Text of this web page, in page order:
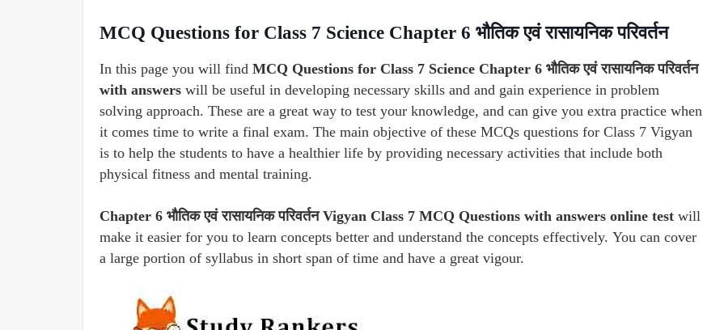
MCQ Questions for Class 7 Science Chapter 6 भौतिक एवं रासायनिक परिवर्तन
In this page you will find MCQ Questions for Class 7 Science Chapter 6 भौतिक एवं रासायनिक परिवर्तन
with answers will be useful in developing necessary skills and and gain experience in problem
solving approach. These are a great way to test your knowledge, and can give you extra practice when
it comes time to write a final exam. The main objective of these MCQs questions for Class 7 Vigyan
is to help the students to have a healthier life by providing necessary activities that include both
physical fitness and mental training.
Chapter 6 भौतिक एवं रासायनिक परिवर्तन Vigyan Class 7 MCQ Questions with answers online test will
make it easier for you to learn concepts better and understand the concepts effectively. You can cover
a large portion of syllabus in short span of time and have a great vigour.